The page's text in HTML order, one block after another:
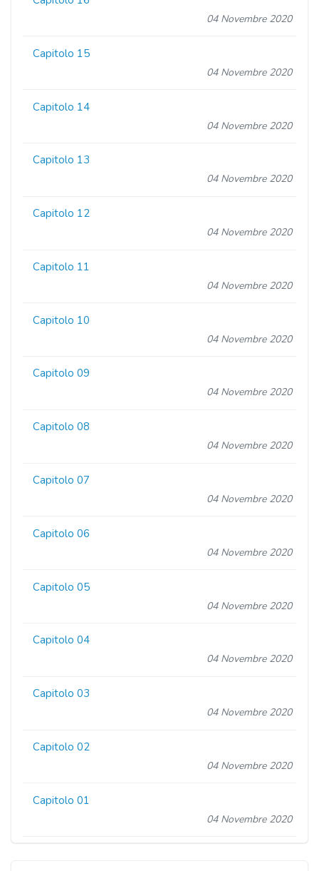
04 Novembre 2020
Capitolo 15
04 Novembre 2020
Capitolo 14
04 Novembre 2020
Capitolo 13
04 Novembre 2020
Capitolo 12
04 Novembre 2020
Capitolo 11
04 Novembre 2020
Capitolo 10
04 Novembre 2020
Capitolo 09
04 Novembre 2020
Capitolo 08
04 Novembre 2020
Capitolo 07
04 Novembre 2020
Capitolo 06
04 Novembre 2020
Capitolo 05
04 Novembre 2020
Capitolo 04
04 Novembre 2020
Capitolo 03
04 Novembre 2020
Capitolo 02
04 Novembre 2020
Capitolo 01
04 Novembre 2020